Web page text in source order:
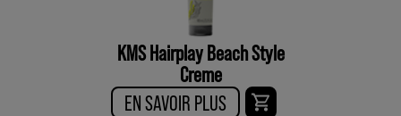
KMS Hairplay Beach Style
Creme
EN SAVOIR PLUS